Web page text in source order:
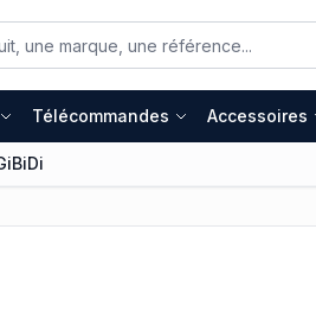
Télécommandes Accessoires